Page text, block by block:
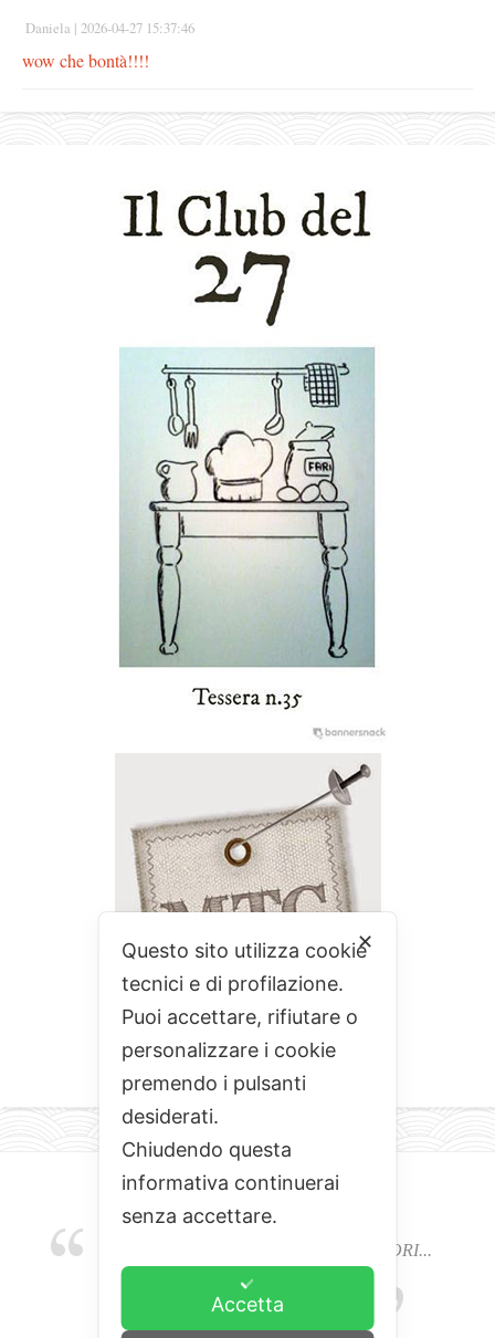
Daniela | 2026-04-27 15:37:46
wow che bontà!!!!
EMOZIONI, COLORI, ODORI E SAPORI...
L'ALCHIMIA DEL BUON CIBO
✕
Questo sito utilizza cookie
tecnici e di profilazione.
Puoi accettare, rifiutare o
personalizzare i cookie
premendo i pulsanti
desiderati.
Chiudendo questa
informativa continuerai
senza accettare.
Accetta